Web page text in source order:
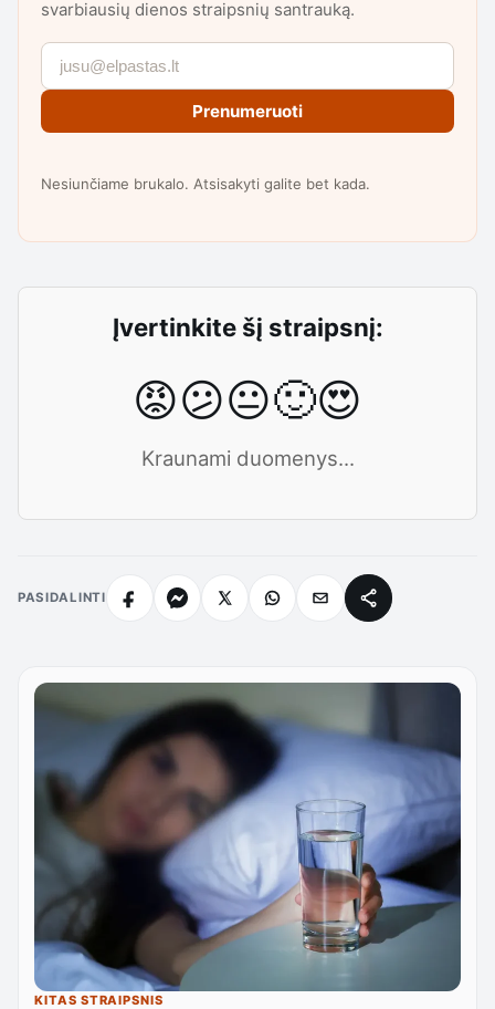
svarbiausių dienos straipsnių santrauką.
Prenumeruoti
Nesiunčiame brukalo. Atsisakyti galite bet kada.
Įvertinkite šį straipsnį:
😡😕😐🙂😍
Kraunami duomenys...
PASIDALINTI
KITAS STRAIPSNIS